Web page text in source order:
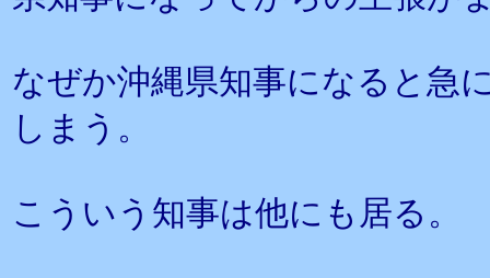
なぜか沖縄県知事になると急
しまう。
こういう知事は他にも居る。